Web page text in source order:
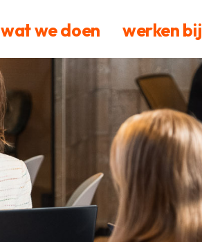
wat we doen werken bij